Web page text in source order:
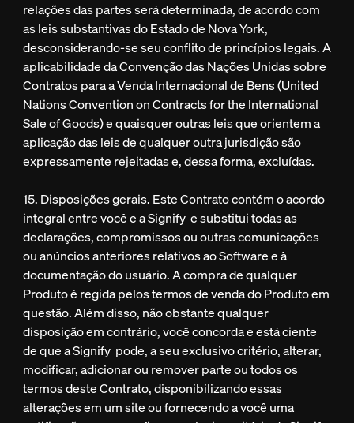
relações das partes será determinada, de acordo com
as leis substantivas do Estado de Nova York,
desconsiderando-se seu conflito de princípios legais. A
aplicabilidade da Convenção das Nações Unidas sobre
Contratos para a Venda Internacional de Bens (United
Nations Convention on Contracts for the International
Sale of Goods) e quaisquer outras leis que orientem a
aplicação das leis de qualquer outra jurisdição são
expressamente rejeitadas e, dessa forma, excluídas.
15. Disposições gerais. Este Contrato contém o acordo
integral entre você e a Signify e substitui todas as
declarações, compromissos ou outras comunicações
ou anúncios anteriores relativos ao Software e à
documentação do usuário. A compra de qualquer
Produto é regida pelos termos de venda do Produto em
questão. Além disso, não obstante qualquer
disposição em contrário, você concorda e está ciente
de que a Signify pode, a seu exclusivo critério, alterar,
modificar, adicionar ou remover parte ou todos os
termos deste Contrato, disponibilizando essas
alterações em um site ou fornecendo a você uma